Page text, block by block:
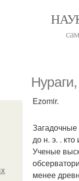
Ezomir.
Загадочные
до н. э. .
Ученые
менее